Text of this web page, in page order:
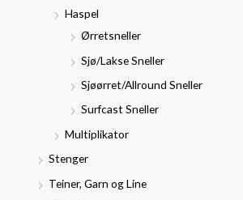
Haspel
Ørretsneller
Sjø/Lakse Sneller
Sjøørret/Allround Sneller
Surfcast Sneller
Multiplikator
Stenger
Teiner, Garn og Line